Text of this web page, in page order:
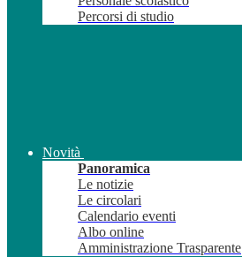
Percorsi di studio
Novità
Panoramica
Le notizie
Le circolari
Calendario eventi
Albo online
Amministrazione Trasparente